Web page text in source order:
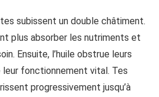
subissent un double châtiment.
plus absorber les nutriments et
Ensuite, l’huile obstrue leurs
fonctionnement vital. Tes
progressivement jusqu’à